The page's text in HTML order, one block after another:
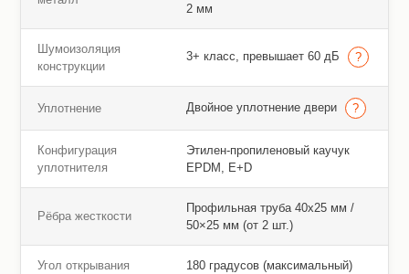
2 мм
Шумоизоляция
конструкции
3+ класс, превышает 60 дБ
Уплотнение Двойное уплотнение двери
Конфигурация
уплотнителя
Этилен-пропиленовый каучук
EPDM, E+D
Рёбра жесткости
Профильная труба 40х25 мм /
50×25 мм (от 2 шт.)
Угол открывания 180 градусов (максимальный)